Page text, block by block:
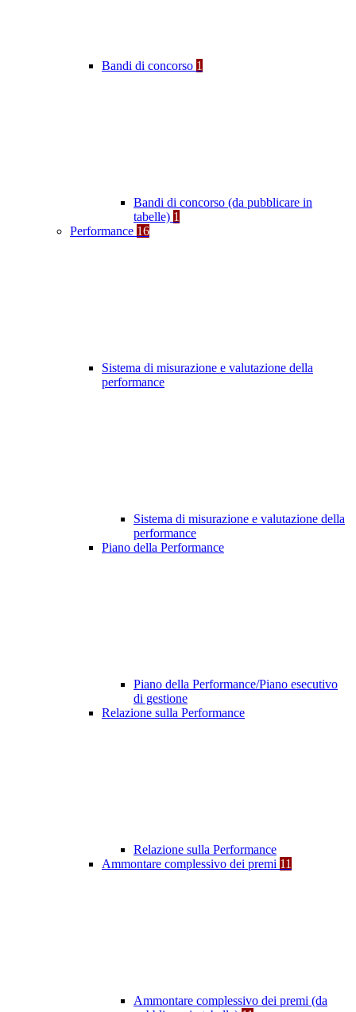
Bandi di concorso 1
Bandi di concorso (da pubblicare in
tabelle) 1
Performance 16
Sistema di misurazione e valutazione della
performance
Sistema di misurazione e valutazione della
performance
Piano della Performance
Piano della Performance/Piano esecutivo
di gestione
Relazione sulla Performance
Relazione sulla Performance
Ammontare complessivo dei premi 11
Ammontare complessivo dei premi (da